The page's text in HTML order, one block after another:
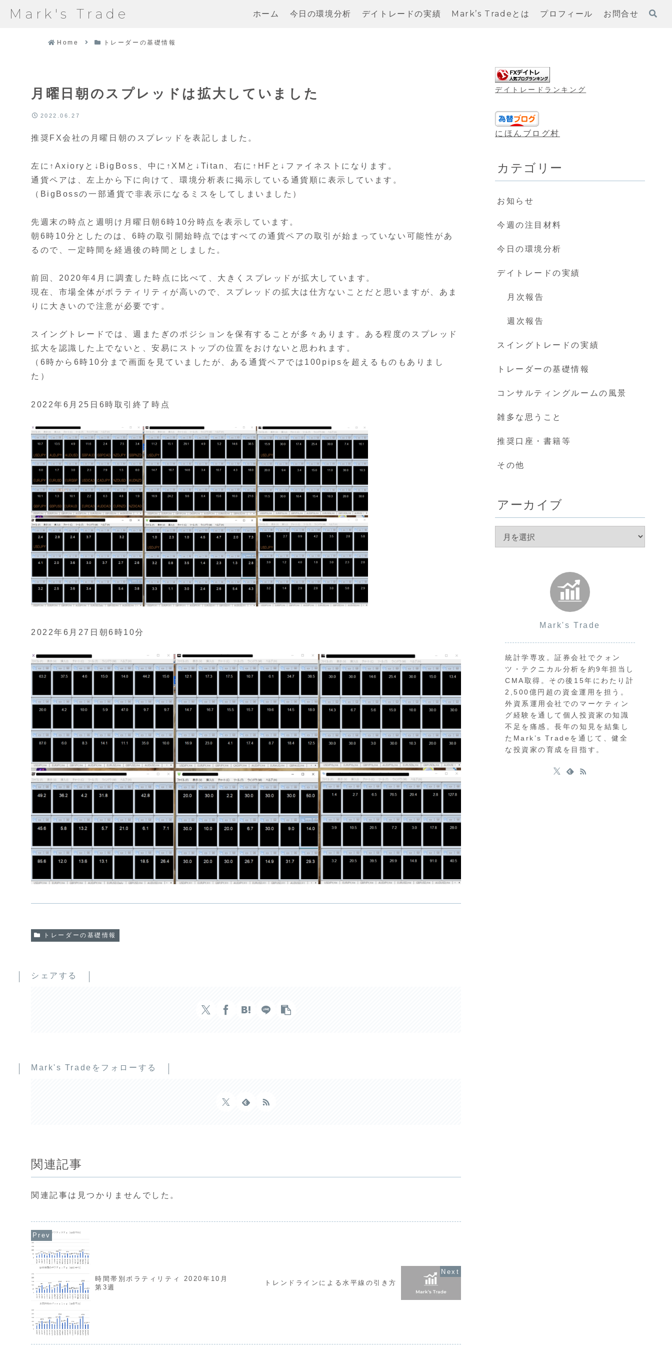
Mark's Trade ホーム 今日の環境分析 デイトレードの実績 Mark’s Tradeとは プロフィール お問合せ
Home トレーダーの基礎情報
月曜日朝のスプレッドは拡大していました
2022.06.27
推奨FX会社の月曜日朝のスプレッドを表記しました。
左に↑Axioryと↓BigBoss、中に↑XMと↓Titan、右に↑HFと↓ファイネストになります。
通貨ペアは、左上から下に向けて、環境分析表に掲示している通貨順に表示しています。
（BigBossの一部通貨で非表示になるミスをしてしまいました）
先週末の時点と週明け月曜日朝6時10分時点を表示しています。
朝6時10分としたのは、6時の取引開始時点ではすべての通貨ペアの取引が始まっていない可能性があ
るので、一定時間を経過後の時間としました。
前回、2020年4月に調査した時点に比べて、大きくスプレッドが拡大しています。
現在、市場全体がボラティリティが高いので、スプレッドの拡大は仕方ないことだと思いますが、あま
りに大きいので注意が必要です。
スイングトレードでは、週またぎのポジションを保有することが多々あります。ある程度のスプレッド
拡大を認識した上でないと、安易にストップの位置をおけないと思われます。
（6時から6時10分まで画面を見ていましたが、ある通貨ペアでは100pipsを超えるものもありまし
た）
2022年6月25日6時取引終了時点
2022年6月27日朝6時10分
トレーダーの基礎情報
シェアする
Mark's Tradeをフォローする
関連記事
関連記事は見つかりませんでした。
時間帯別ボラティリティ 2020年10月
第3週
トレンドラインによる水平線の引き方
デイトレードランキング
にほんブログ村
カテゴリー
お知らせ
今週の注目材料
今日の環境分析
デイトレードの実績
月次報告
週次報告
スイングトレードの実績
トレーダーの基礎情報
コンサルティングルームの風景
雑多な思うこと
推奨口座・書籍等
その他
アーカイブ
Mark's Trade
統計学専攻。証券会社でクォン
ツ・テクニカル分析を約9年担当し
CMA取得。その後15年にわたり計
2,500億円超の資金運用を担う。
外資系運用会社でのマーケティン
グ経験を通して個人投資家の知識
不足を痛感。長年の知見を結集し
たMark’s Tradeを通じて、健全
な投資家の育成を目指す。